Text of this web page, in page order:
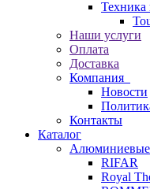
Техника
Наши услуги
Оплата
Доставка
Компания
Новости
Контакты
Каталог
Алюминиевые
RIFAR
Royal